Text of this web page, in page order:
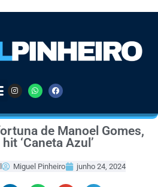
de Manoel Gomes,
‘Caneta Azul’
Miguel Pinheiro junho 24, 2024